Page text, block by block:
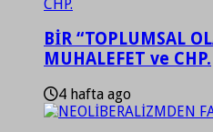
BİR “TOPLUMSAL
MUHALEFET ve CHP.
4 hafta ago